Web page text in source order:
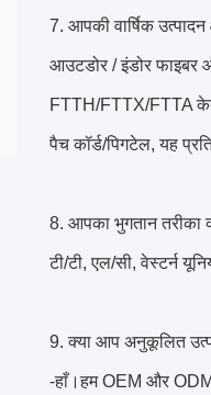
7. आपकी वार्षिक उत्पादन
आउटडोर / इंडोर फाइबर
FTTH/FTTX/FTTA
पैच कॉर्ड/पिगटेल, यह
8. आपका भुगतान तरीका
टी/टी, एल/सी, वेस्टर्न
9. क्या आप अनुकूलित
-हाँ।हम OEM और